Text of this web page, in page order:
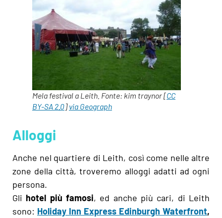
Mela festival a Leith. Fonte: kim traynor [CC
BY-SA 2.0]via Geograph
Alloggi
Anche nel quartiere di Leith, così come nelle altre
zone della città, troveremo alloggi adatti ad ogni
persona.
Gli hotel più famosi, ed anche più cari, di Leith
sono: Holiday Inn Express Edinburgh Waterfront,